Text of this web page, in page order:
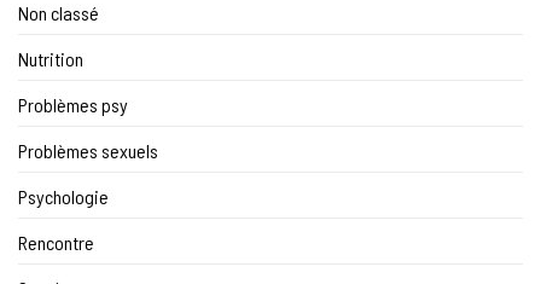
Non classé
Nutrition
Problèmes psy
Problèmes sexuels
Psychologie
Rencontre